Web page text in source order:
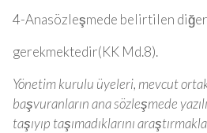
4-Anasözleşmede belirtilen diğer
gerekmektedir(KK Md.8).
Yönetim kurulu üyeleri, mevcut
başvuranların ana sözleşmede
taşıyıp taşımadıklarını